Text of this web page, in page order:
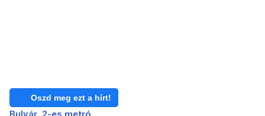
Oszd meg ezt a hírt!